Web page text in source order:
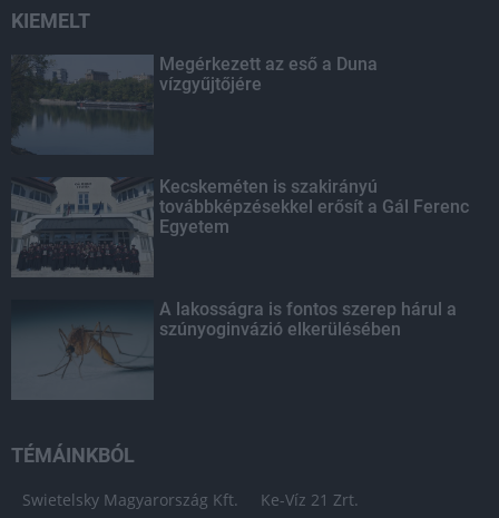
KIEMELT
Megérkezett az eső a Duna
vízgyűjtőjére
Kecskeméten is szakirányú
továbbképzésekkel erősít a Gál Ferenc
Egyetem
A lakosságra is fontos szerep hárul a
szúnyoginvázió elkerülésében
TÉMÁINKBÓL
Swietelsky Magyarország Kft. Ke-Víz 21 Zrt.